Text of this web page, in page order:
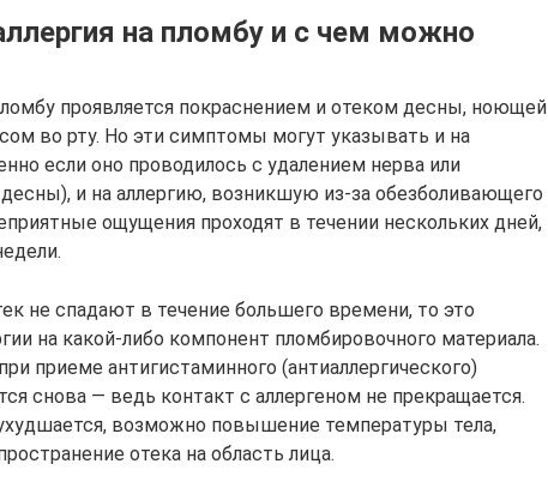
на пломбу и с чем можно
проявляется покраснением и отеком десны, ноющей
во рту. Но эти симптомы могут указывать и на
если оно проводилось с удалением нерва или
и на аллергию, возникшую из-за обезболивающего
ощущения проходят в течении нескольких дней,
не спадают в течение большего времени, то это
на какой-либо компонент пломбировочного материала.
приеме антигистаминного (антиаллергического)
снова ― ведь контакт с аллергеном не прекращается.
возможно повышение температуры тела,
отека на область лица.